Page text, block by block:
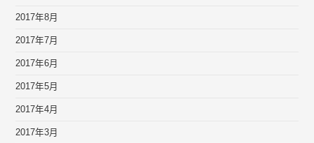
2017年8月
2017年7月
2017年6月
2017年5月
2017年4月
2017年3月